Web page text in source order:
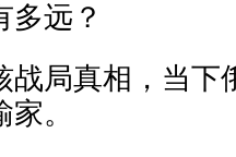
多远？
战局真相，当下
。